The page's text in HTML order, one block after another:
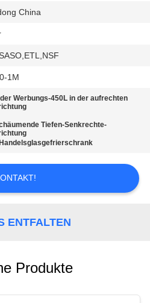
China
1M
Werbungs-450L in der aufrechten
Tiefen-Senkrechte-
ENTFALTEN
Produkte